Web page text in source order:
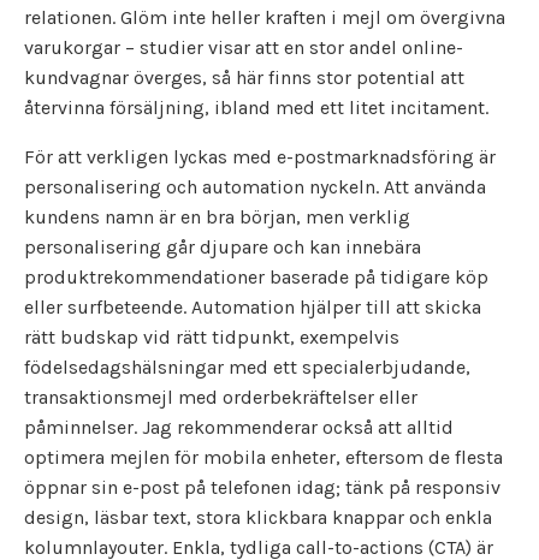
relationen. Glöm inte heller kraften i mejl om övergivna
varukorgar – studier visar att en stor andel online-
kundvagnar överges, så här finns stor potential att
återvinna försäljning, ibland med ett litet incitament.
För att verkligen lyckas med e-postmarknadsföring är
personalisering och automation nyckeln. Att använda
kundens namn är en bra början, men verklig
personalisering går djupare och kan innebära
produktrekommendationer baserade på tidigare köp
eller surfbeteende. Automation hjälper till att skicka
rätt budskap vid rätt tidpunkt, exempelvis
födelsedagshälsningar med ett specialerbjudande,
transaktionsmejl med orderbekräftelser eller
påminnelser. Jag rekommenderar också att alltid
optimera mejlen för mobila enheter, eftersom de flesta
öppnar sin e-post på telefonen idag; tänk på responsiv
design, läsbar text, stora klickbara knappar och enkla
kolumnlayouter. Enkla, tydliga call-to-actions (CTA) är